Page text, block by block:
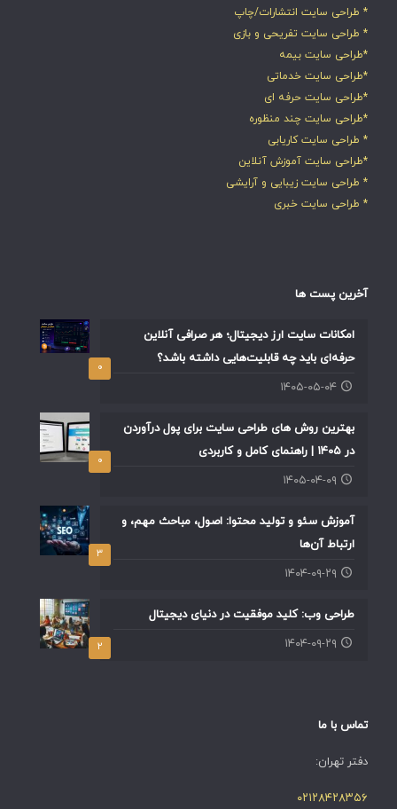
* طراحی سایت انتشارات/چاپ
* طراحی سایت تفریحی و بازی
*طراحی سایت بیمه
*طراحی سایت خدماتی
*طراحی سایت حرفه ای
*طراحی سایت چند منظوره
* طراحی سایت کاریابی
*طراحی سایت آموزش آنلاین
* طراحی سایت زیبایی و آرایشی
* طراحی سایت خبری
آخرین پست ها
۰
امکانات سایت ارز دیجیتال؛ هر صرافی آنلاین
حرفه‌ای باید چه قابلیت‌هایی داشته باشد؟
۱۴۰۵-۰۵-۰۴
۰
بهترین روش های طراحی سایت برای پول درآوردن
در ۱۴۰۵ | راهنمای کامل و کاربردی
۱۴۰۵-۰۴-۰۹
۳
آموزش سئو و تولید محتوا: اصول، مباحث مهم، و
ارتباط آن‌ها
۱۴۰۴-۰۹-۲۹
۲
طراحی وب: کلید موفقیت در دنیای دیجیتال
۱۴۰۴-۰۹-۲۹
تماس با ما
دفتر تهران:
۰۲۱۲۸۴۲۸۳۵۶